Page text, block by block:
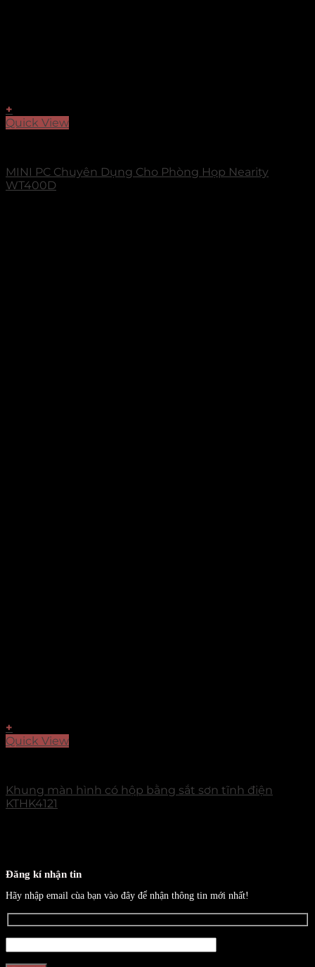
+
Quick View
MINI PC Chuyên Dụng Cho Phòng Họp Nearity
WT400D
+
Quick View
Khung màn hình có hộp bằng sắt sơn tĩnh điện
KTHK4121
Đăng kí nhận tin
Hãy nhập email cùa bạn vào đây để nhận thông tin mới nhất!